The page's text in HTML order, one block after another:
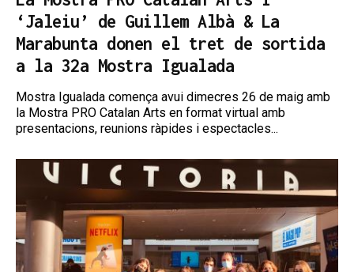
‘Jaleiu’ de Guillem Albà & La
Marabunta donen el tret de sortida
a la 32a Mostra Igualada
Mostra Igualada comença avui dimecres 26 de maig amb
la Mostra PRO Catalan Arts en format virtual amb
presentacions, reunions ràpides i espectacles...